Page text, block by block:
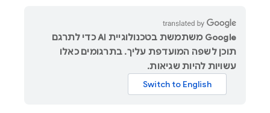
‫Google משתמשת בטכנולוגיית AI כדי לתרגם
תוכן לשפה המועדפת עליך. בתרגומים כאלו
עשויות להיות שגיאות.